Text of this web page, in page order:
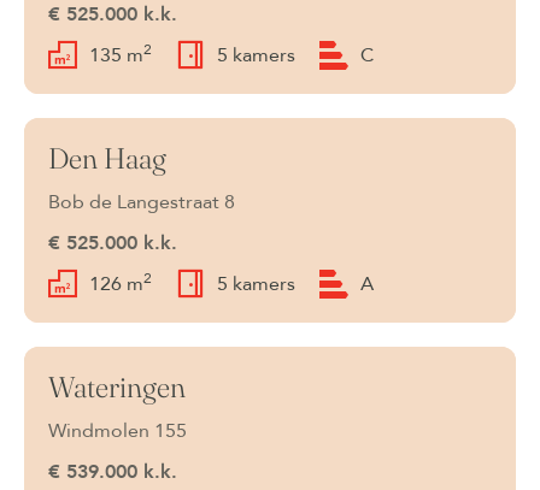
€ 525.000 k.k.
135 m2 5 kamers C
Verkocht onder voorbehoud
Den Haag
Bob de Langestraat 8
€ 525.000 k.k.
126 m2 5 kamers A
Beschikbaar
Wateringen
Windmolen 155
€ 539.000 k.k.